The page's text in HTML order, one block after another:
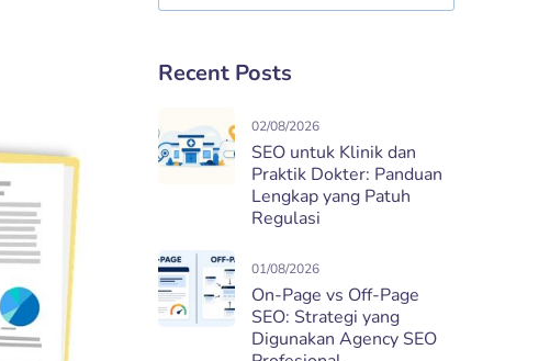
Recent Posts
02/08/2026
SEO untuk Klinik dan
Praktik Dokter: Panduan
Lengkap yang Patuh
Regulasi
01/08/2026
On-Page vs Off-Page
SEO: Strategi yang
Digunakan Agency SEO